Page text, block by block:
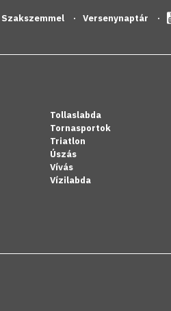
Szakszemmel Versenynaptár
Tollaslabda
Tornasportok
Triatlon
Úszás
Vívás
Vízilabda